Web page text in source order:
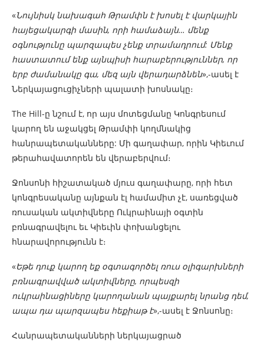
«Նույնիսկ նախագահ Թրամփն է խոսել է վարկային
հայեցակարգի մասին, որի համաձայն… մենք
օգնությունը պարզապես չենք տրամադրում: Մենք
հաստատում ենք այնպիսի հարաբերություններ, որ
երբ ժամանակը գա, մեզ այն վերադարձնեն»,-ասել է
Ներկայացուցիչների պալատի խոսնակը։
The Hill-ը նշում է, որ այս մոտեցմանը Կոնգրեսում
կարող են աջակցել Թրամփի կողմնակից
հանրապետականները: Մի գաղափար, որին Կիեւում
թերահավատորեն են վերաբերվում։
Ջոնսոնի հիշատակած մյուս գաղափարը, որի հետ
կոնգրեսականը այնքան էլ համամիտ չէ, սառեցված
ռուսական ակտիվները Ուկրաինայի օգտին
բռնագրավելու եւ Կիեւին փոխանցելու
հնարավորությունն է։
«Եթե դուք կարող եք օգտագործել ռուս օլիգարխների
բռնագրավված ակտիվները, որպեսզի
ուկրաինացիները կարողանան պայքարել նրանց դեմ,
ապա դա պարզապես հեքիաթ է»,-ասել է Ջոնսոնը։
Հանրապետականների ներկայացրած